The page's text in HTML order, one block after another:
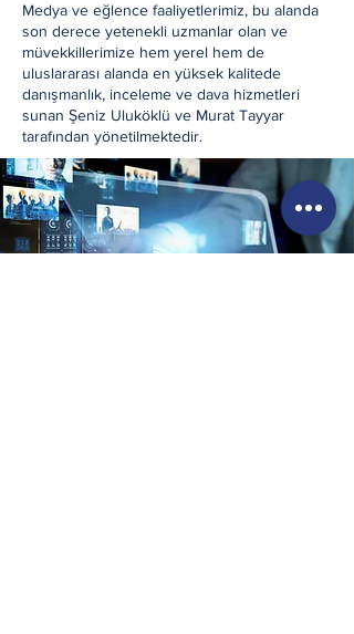
Medya ve eğlence faaliyetlerimiz, bu alanda
son derece yetenekli uzmanlar olan ve
müvekkillerimize hem yerel hem de
uluslararası alanda en yüksek kalitede
danışmanlık, inceleme ve dava hizmetleri
sunan Şeniz Uluköklü ve Murat Tayyar
tarafından yönetilmektedir.